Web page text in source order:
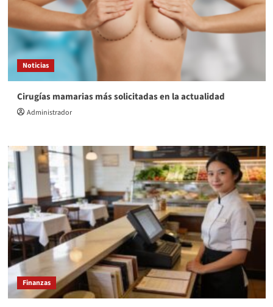
Noticias
Cirugías mamarias más solicitadas en la actualidad
Administrador
Finanzas